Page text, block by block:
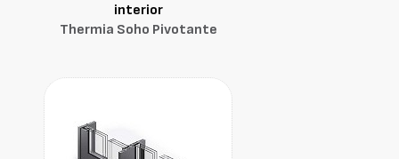
interior
Thermia Soho Pivotante